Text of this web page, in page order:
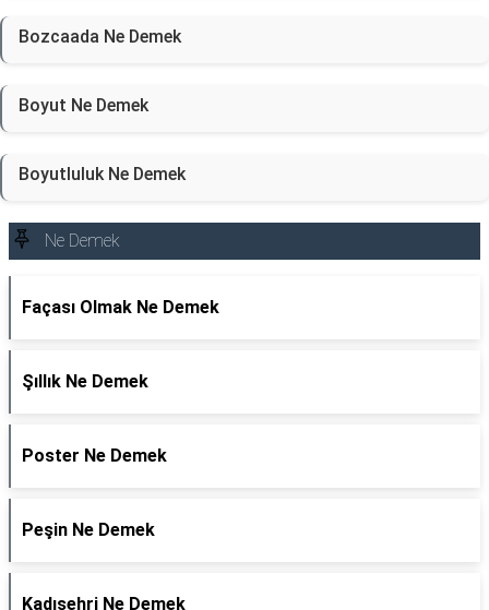
Bozcaada Ne Demek
Boyut Ne Demek
Boyutluluk Ne Demek
Ne Demek
Façası Olmak Ne Demek
Şıllık Ne Demek
Poster Ne Demek
Peşin Ne Demek
Kadışehri Ne Demek